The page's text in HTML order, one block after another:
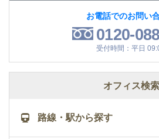
お電話でのお問い
0120-
受付時間：平日
オフィス検索
路線・駅から探す